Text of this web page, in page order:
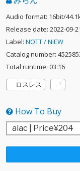
Audio format: 16bit/
Release date: 2022-09-
Label: NOTT / NiEW
Catalog number:
Total runtime: 03:16
ロスレス
How To Buy